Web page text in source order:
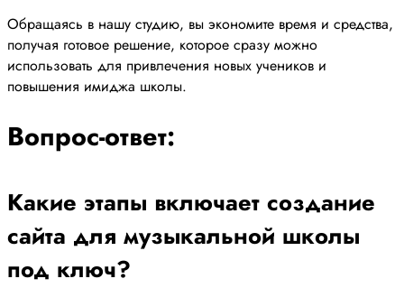
Обращаясь в нашу студию, вы экономите время и средства,
получая готовое решение, которое сразу можно
использовать для привлечения новых учеников и
повышения имиджа школы.
Вопрос-ответ:
Какие этапы включает создание
сайта для музыкальной школы
под ключ?